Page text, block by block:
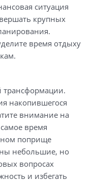
ситуация
крупных
время отдыху
трансформации.
накопившегося
внимание на
время
поприще
небольшие, но
вопросах
и избегать